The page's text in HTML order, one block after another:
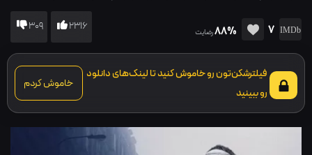
روان‌پریشی سایبری، دستگیر شده است، تصمیم می‌گیرد هر طور شده از زندان خارج
شده تا کار نیمه تمام خود را به اتمام برساند اما…
7
88%رضایت 2316
309
فیلترشکن‌تون رو خاموش کنید تا لینک‌های دانلود
رو ببینید
خاموش کردم